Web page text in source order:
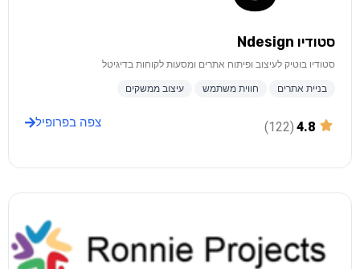
סטודיו Ndesign
סטודיו בוטיק לעיצוב ופיתוח אתרים ומסעות לקוחות בדיגיטל
בניית אתרים חווית משתמש עיצוב ממשקים
4.8
(122) צפה בפרופיל